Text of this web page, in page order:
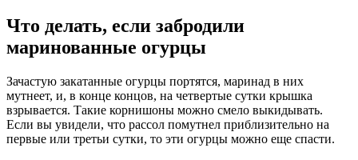
Что делать, если забродили
маринованные огурцы
Зачастую закатанные огурцы портятся, маринад в них
мутнеет, и, в конце концов, на четвертые сутки крышка
взрывается. Такие корнишоны можно смело выкидывать.
Если вы увидели, что рассол помутнел приблизительно на
первые или третьи сутки, то эти огурцы можно еще спасти.